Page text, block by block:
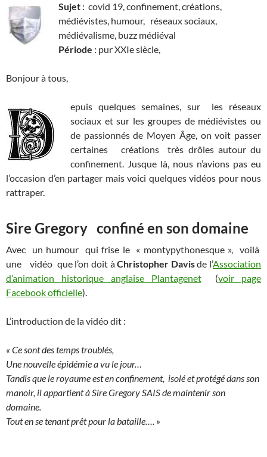
Sujet : covid 19, confinement, créations,
médiévistes, humour, réseaux sociaux,
médiévalisme, buzz médiéval
Période : pur XXIe siècle,
Bonjour à tous,
epuis quelques semaines, sur les réseaux
sociaux et sur les groupes de médiévistes ou
de passionnés de Moyen Âge, on voit passer
certaines créations très drôles autour du
confinement. Jusque là, nous n’avions pas eu
l’occasion d’en partager mais voici quelques vidéos pour nous
rattraper.
Sire Gregory confiné en son domaine
Avec un humour qui frise le « montypythonesque », voilà
une vidéo que l’on doit àChristopher Davisde l’Association
d’animation historique anglaise Plantagenet(voir page
Facebook officielle).
L’introduction de la vidéo dit :
« Ce sont des temps troublés,
Une nouvelle épidémie a vu le jour…
Tandis que le royaume est en confinement, isolé et protégé dans son
manoir, il appartient à Sire Gregory SAIS de maintenir son
domaine.
Tout en se tenant prêt pour la bataille…. »